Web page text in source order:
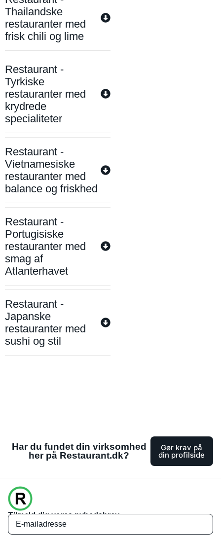
Thailandske
restauranter med
frisk chili og lime
Restaurant -
Tyrkiske
restauranter med
krydrede
specialiteter
Restaurant -
Vietnamesiske
restauranter med
balance og friskhed
Restaurant -
Portugisiske
restauranter med
smag af
Atlanterhavet
Restaurant -
Japanske
restauranter med
sushi og stil
Har du fundet din virksomhed
her på Restaurant.dk?
Gør krav på
din profilside
Tilmeld dig vores nyhedsbrev